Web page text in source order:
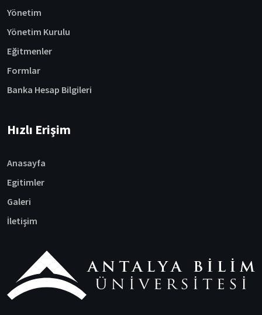
Yönetim
Yönetim Kurulu
Eğitmenler
Formlar
Banka Hesap Bilgileri
Hızlı Erişim
Anasayfa
Egitimler
Galeri
İletişim